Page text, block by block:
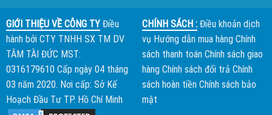
GIỚI THIỆU VỀ CÔNG TYĐiều
hành bởi CTY TNHH SX TM DV
TÂM TÀI ĐỨC MST:
0316179610 Cấp ngày 04 tháng
03 năm 2020. Nơi cấp: Sở Kế
Hoạch Đầu Tư TP. Hồ Chí Minh
CHÍNH SÁCH : Điều khoản dịch
vụ Hướng dẫn mua hàng Chính
sách thanh toán Chính sách giao
hàng Chính sách đổi trả Chính
sách hoàn tiền Chính sách bảo
mật